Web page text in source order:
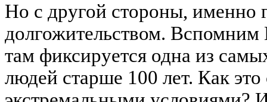
Но с другой стороны, именно
долгожительством.
там фиксируется одна из
людей старше 100 лет. Как